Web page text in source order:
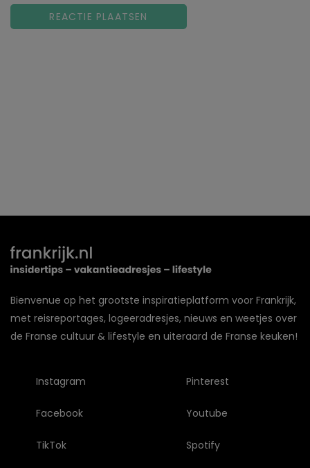
Bienvenue op het grootste inspiratieplatform voor Frankrijk,
met reisreportages, logeeradresjes, nieuws en weetjes over
de Franse cultuur & lifestyle en uiteraard de Franse keuken!
Instagram
Facebook
TikTok
Pinterest
Youtube
Spotify